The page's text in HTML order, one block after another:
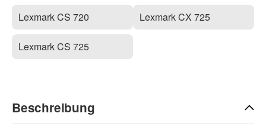
Lexmark CS 720
Lexmark CS 725
Lexmark CX 725
Beschreibung